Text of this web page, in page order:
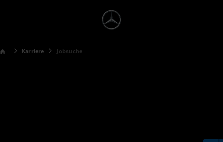
Karriere Jobsuche